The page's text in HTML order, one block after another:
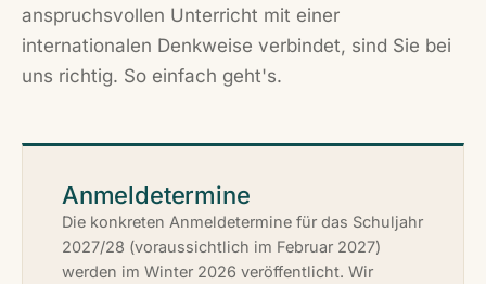
anspruchsvollen Unterricht mit einer
internationalen Denkweise verbindet, sind Sie bei
uns richtig. So einfach geht's.
Anmelde­termine
Die konkreten Anmeldetermine für das Schuljahr
2027/28 (voraussichtlich im Februar 2027)
werden im Winter 2026 veröffentlicht. Wir